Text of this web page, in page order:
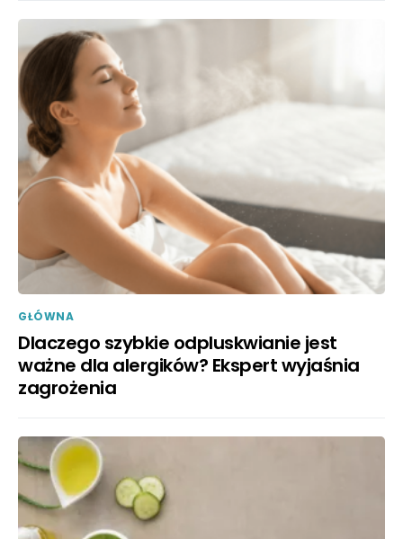
GŁÓWNA
Dlaczego szybkie odpluskwianie jest
ważne dla alergików? Ekspert wyjaśnia
zagrożenia